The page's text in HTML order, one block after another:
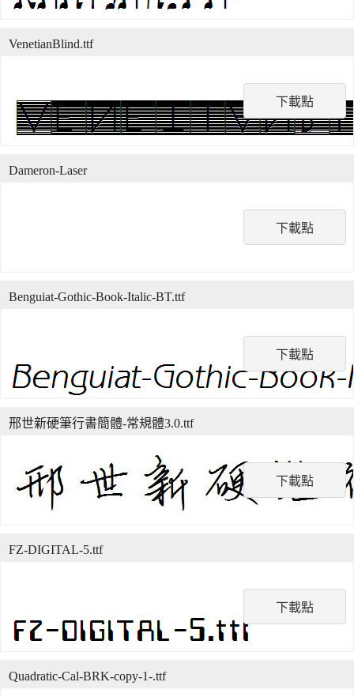
下載點
VenetianBlind.ttf
下載點
Dameron-Laser
下載點
Benguiat-Gothic-Book-Italic-BT.ttf
下載點
邢世新硬筆行書簡體-常規體3.0.ttf
下載點
FZ-DIGITAL-5.ttf
Quadratic-Cal-BRK-copy-1-.ttf